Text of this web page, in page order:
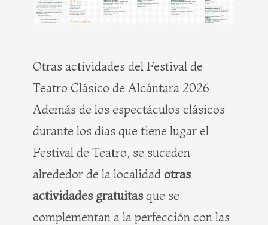
Otras actividades del Festival de
Teatro Clásico de Alcántara 2026
Además de los espectáculos clásicos
durante los días que tiene lugar el
Festival de Teatro, se suceden
alrededor de la localidad otras
actividades gratuitas que se
complementan a la perfección con las